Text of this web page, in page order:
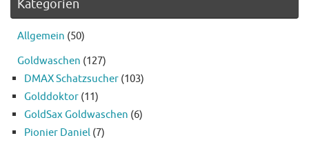
Kategorien
Allgemein (50)
Goldwaschen (127)
DMAX Schatzsucher (103)
Golddoktor (11)
GoldSax Goldwaschen (6)
Pionier Daniel (7)